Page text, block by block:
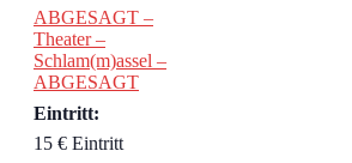
ABGESAGT –
Theater –
Schlam(m)assel –
ABGESAGT
Eintritt:
15 € Eintritt